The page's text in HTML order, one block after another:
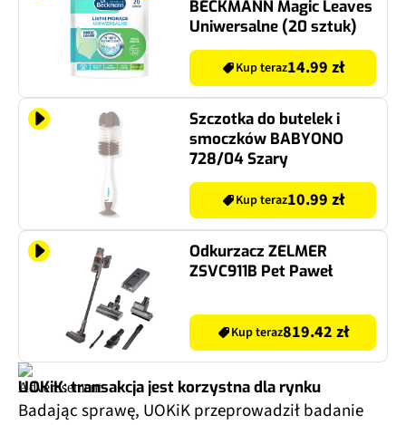
BECKMANN Magic Leaves
Uniwersalne (20 sztuk)
Kup teraz14.99 zł
Szczotka do butelek i
smoczków BABYONO
728/04 Szary
Kup teraz10.99 zł
Odkurzacz ZELMER
ZSVC911B Pet Paweł
Kup teraz819.42 zł
UOKiK: transakcja jest korzystna dla rynku
Badając sprawę, UOKiK przeprowadził badanie